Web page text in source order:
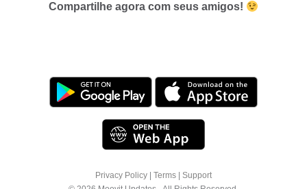
Compartilhe agora com seus amigos!
Privacy Policy Terms
Support